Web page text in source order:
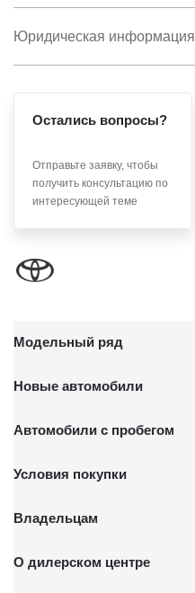
Юридическая информация
Остались вопросы?
Отправьте заявку, чтобы
получить консультацию по
интересующей теме
Модельный ряд
Новые автомобили
Автомобили с пробегом
Условия покупки
Владельцам
О дилерском центре